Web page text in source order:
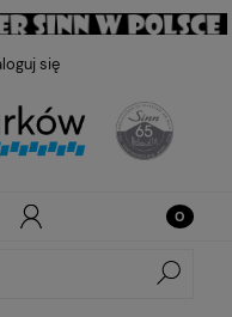
się